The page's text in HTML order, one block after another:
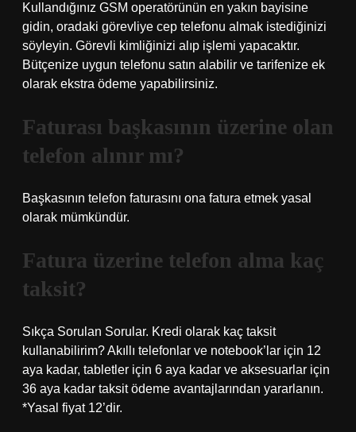
Kullandığınız GSM operatörünün en yakın bayisine
gidin, oradaki görevliye cep telefonu almak istediğinizi
söyleyin. Görevli kimliğinizi alıp işlemi yapacaktır.
Bütçenize uygun telefonu satın alabilir ve tarifenize ek
olarak ekstra ödeme yapabilirsiniz.
Faturası başkasının üzerine olan
telefon alınır mı?
Başkasının telefon faturasını ona fatura etmek yasal
olarak mümkündür.
Fatura üzerine telefon alma kaç
taksit?
Sıkça Sorulan Sorular. Kredi olarak kaç taksit
kullanabilirim? Akıllı telefonlar ve notebook’lar için 12
aya kadar, tabletler için 6 aya kadar ve aksesuarlar için
36 aya kadar taksit ödeme avantajlarından yararlanın.
*Yasal fiyat 12’dir.